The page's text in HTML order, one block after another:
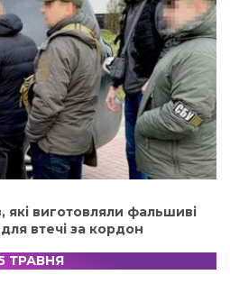
які виготовляли фальшиві
втечі за кордон
ТРАВНЯ